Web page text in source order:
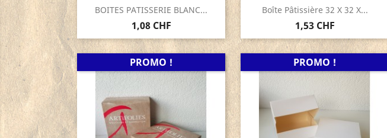
BOITES PATISSERIE BLANC...
1,08 CHF
 Aperçu rapide Boîte Pâtissière 32 X 32 X...
1,53 CHF
Aperçu rapide
PROMO ! PROMO !